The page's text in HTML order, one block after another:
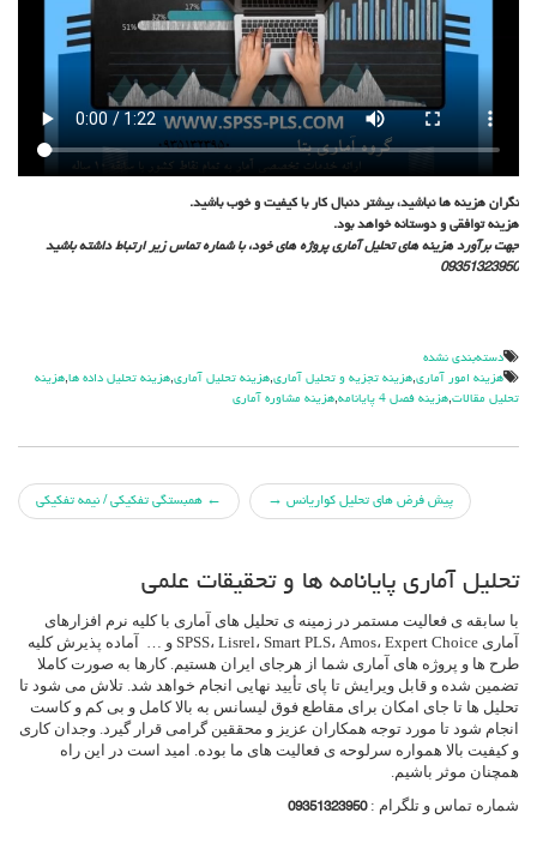
نگران هزينه ها نباشيد، بيشتر دنبال كار با كيفيت و خوب باشيد.
هزينه توافقي و دوستانه خواهد بود.
جهت برآورد هزينه هاي تحليل آماري پروژه هاي خود، با شماره تماس زير ارتباط داشته باشيد
09351323950
دسته‌بندی نشده
هزينه امور آماري,هزينه تجزيه و تحليل آماري,هزينه تحليل آماري,هزينه تحليل داده ها,هزينه
تحليل مقالات,هزينه فصل 4 پايانامه ,هزينه مشاوره آماري
جهت
پست
ها
← همبستگي تفكيكي / نيمه تفكيكي پيش فرض هاي تحليل كواريانس →
تحلیل آماری پایانامه ها و تحقیقات علمی
با سابقه ی فعالیت مستمر در زمینه ی تحلیل های آماری با کلیه نرم افزارهای
آماری SPSS، Lisrel، Smart PLS، Amos، Expert Choice و … آماده پذیرش کلیه
طرح ها و پروژه های آماری شما از هرجای ایران هستیم. کارها به صورت کاملا
تضمین شده و قابل ویرایش تا پای تأیید نهایی انجام خواهد شد. تلاش می شود تا
تحلیل ها تا جای امکان برای مقاطع فوق لیسانس به بالا کامل و بی کم و کاست
انجام شود تا مورد توجه همکاران عزیز و محققین گرامی قرار گیرد. وجدان کاری
و کیفیت بالا همواره سرلوحه ی فعالیت های ما بوده. امید است در این راه
همچنان موثر باشیم.
شماره تماس و تلگرام :09351323950